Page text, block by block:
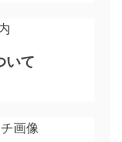
いて